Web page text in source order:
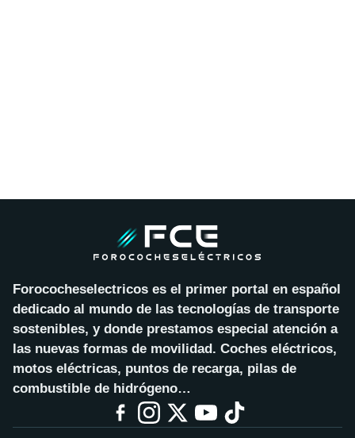
Forococheselectricos es el primer portal en español
dedicado al mundo de las tecnologías de transporte
sostenibles, y donde prestamos especial atención a
las nuevas formas de movilidad. Coches eléctricos,
motos eléctricas, puntos de recarga, pilas de
combustible de hidrógeno…